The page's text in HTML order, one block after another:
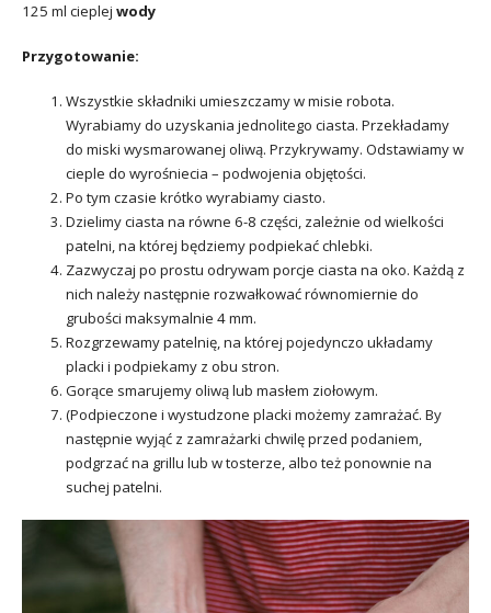
125 ml cieplej wody
Przygotowanie:
Wszystkie składniki umieszczamy w misie robota.
Wyrabiamy do uzyskania jednolitego ciasta. Przekładamy
do miski wysmarowanej oliwą. Przykrywamy. Odstawiamy w
cieple do wyrośniecia – podwojenia objętości.
Po tym czasie krótko wyrabiamy ciasto.
Dzielimy ciasta na równe 6-8 części, zależnie od wielkości
patelni, na której będziemy podpiekać chlebki.
Zazwyczaj po prostu odrywam porcje ciasta na oko. Każdą z
nich należy następnie rozwałkować równomiernie do
grubości maksymalnie 4 mm.
Rozgrzewamy patelnię, na której pojedynczo układamy
placki i podpiekamy z obu stron.
Gorące smarujemy oliwą lub masłem ziołowym.
(Podpieczone i wystudzone placki możemy zamrażać. By
następnie wyjąć z zamrażarki chwilę przed podaniem,
podgrzać na grillu lub w tosterze, albo też ponownie na
suchej patelni.